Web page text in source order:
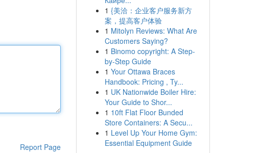
Report Page
1 {美洽：企业客户服务新方
案，提高客户体验
1 Mitolyn Reviews: What Are
Customers Saying?
1 Binomo copyright: A Step-
by-Step Guide
1 Your Ottawa Braces
Handbook: Pricing , Ty...
1 UK Nationwide Boiler Hire:
Your Guide to Shor...
1 10ft Flat Floor Bunded
Store Containers: A Secu...
1 Level Up Your Home Gym:
Essential Equipment Guide